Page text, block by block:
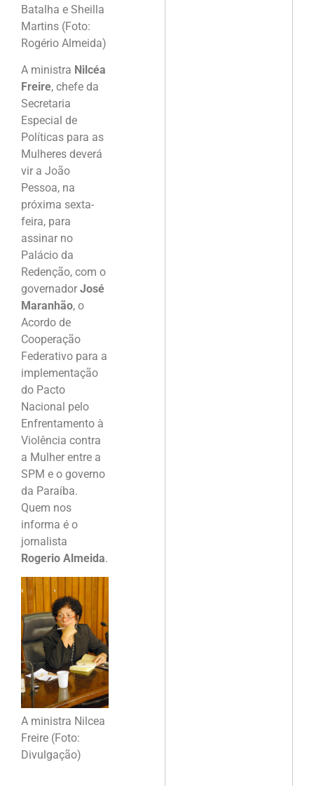
Batalha e Sheilla
Martins (Foto:
Rogério Almeida)
A ministra Nilcéa
Freire, chefe da
Secretaria
Especial de
Políticas para as
Mulheres deverá
vir a João
Pessoa, na
próxima sexta-
feira, para
assinar no
Palácio da
Redenção, com o
governador José
Maranhão, o
Acordo de
Cooperação
Federativo para a
implementação
do Pacto
Nacional pelo
Enfrentamento à
Violência contra
a Mulher entre a
SPM e o governo
da Paraíba.
Quem nos
informa é o
jornalista
Rogerio Almeida.
A ministra Nilcea
Freire (Foto:
Divulgação)